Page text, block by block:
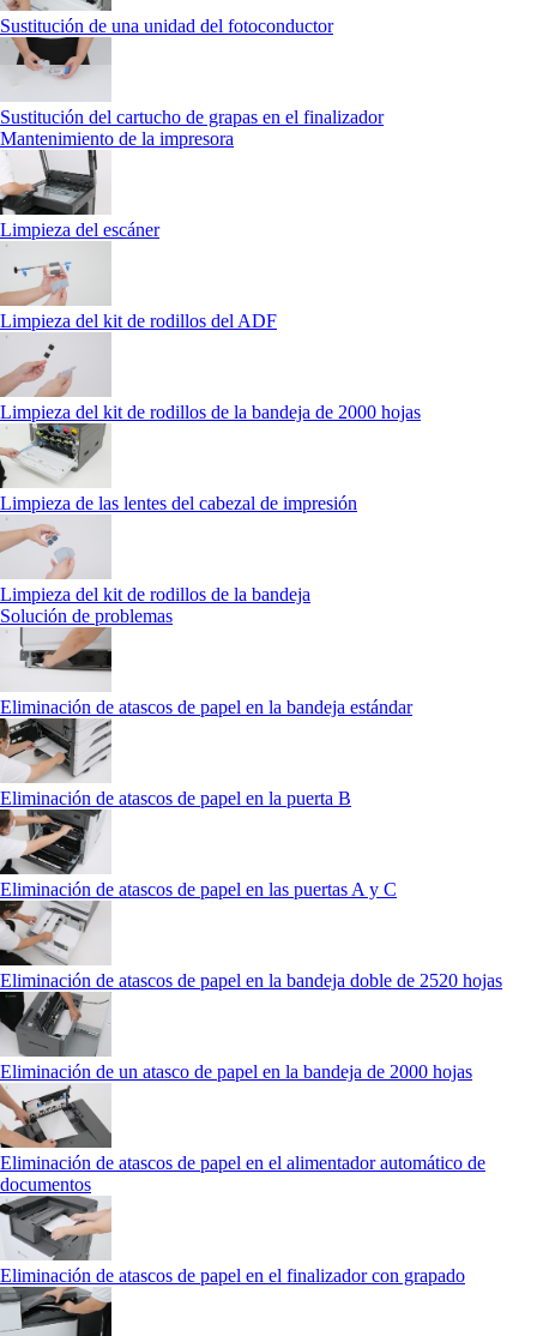
Sustitución de una unidad del fotoconductor
Sustitución del cartucho de grapas en el finalizador
Mantenimiento de la impresora
Limpieza del escáner
Limpieza del kit de rodillos del ADF
Limpieza del kit de rodillos de la bandeja de 2000 hojas
Limpieza de las lentes del cabezal de impresión
Limpieza del kit de rodillos de la bandeja
Solución de problemas
Eliminación de atascos de papel en la bandeja estándar
Eliminación de atascos de papel en la puerta B
Eliminación de atascos de papel en las puertas A y C
Eliminación de atascos de papel en la bandeja doble de 2520 hojas
Eliminación de un atasco de papel en la bandeja de 2000 hojas
Eliminación de atascos de papel en el alimentador automático de
documentos
Eliminación de atascos de papel en el finalizador con grapado